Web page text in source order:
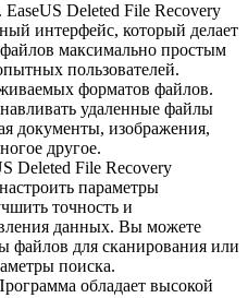
Deleted File Recovery
интерфейс, который делает
максимально простым
пользователей.
форматов файлов.
удаленные файлы
документы, изображения,
другое.
Deleted File Recovery
параметры
точность и
данных. Вы можете
файлов для сканирования или
поиска.
обладает высокой